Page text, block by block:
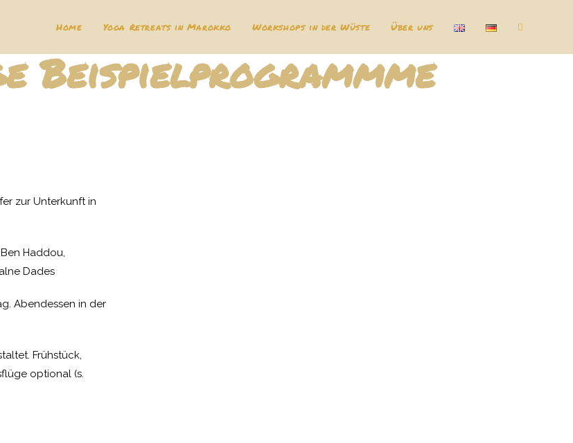
Home Yoga Retreats in Marokko Workshops in der Wüste Über uns
Beispielprogrammme
zur Unterkunft in
Haddou,
Dades
Abendessen in der
Frühstück,
optional (s.